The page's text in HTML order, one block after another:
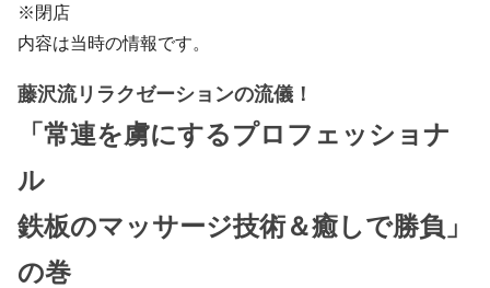
※閉店
内容は当時の情報です。
藤沢流リラクゼーションの流儀！
「常連を虜にするプロフェッショナ
ル
鉄板のマッサージ技術＆癒しで勝負」
の巻